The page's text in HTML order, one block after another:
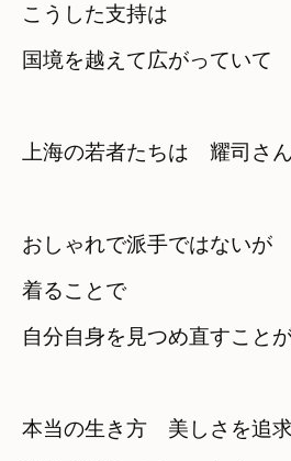
こうした支持は
国境を越えて広がっていて
上海の若者たちは　耀司さ
おしゃれで派手ではないが
着ることで
自分自身を見つめ直すこと
本当の生き方　美しさを追